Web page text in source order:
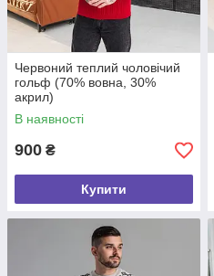
Червоний теплий чоловічий
гольф (70% вовна, 30%
акрил)
В наявності
900 ₴
Купити